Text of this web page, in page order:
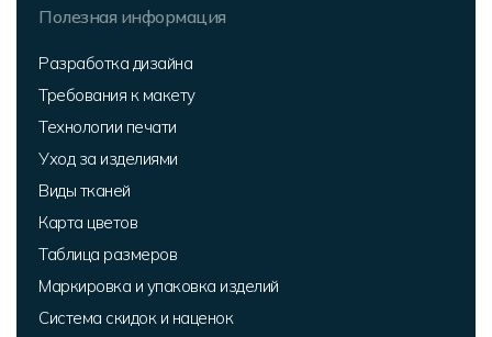
Полезная информация
Разработка дизайна
Требования к макету
Технологии печати
Уход за изделиями
Виды тканей
Карта цветов
Таблица размеров
Маркировка и упаковка изделий
Система скидок и наценок